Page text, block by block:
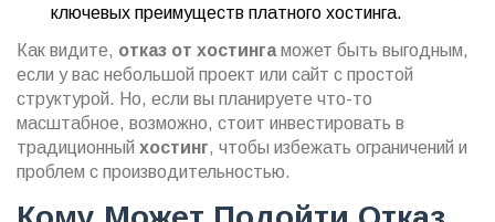
ключевых преимуществ платного хостинга.
Как видите, отказ от хостингаможет быть выгодным,
если у вас небольшой проект или сайт с простой
структурой. Но, если вы планируете что-то
масштабное, возможно, стоит инвестировать в
традиционный хостинг, чтобы избежать ограничений и
проблем с производительностью.